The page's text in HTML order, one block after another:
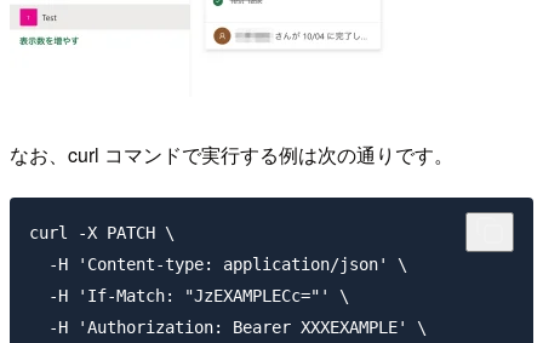
なお、curl コマンドで実行する例は次の通りです。
curl -X PATCH \
  -H 'Content-type: application/json' \
  -H 'If-Match: "JzEXAMPLECc="' \
  -H 'Authorization: Bearer XXXEXAMPLE' \